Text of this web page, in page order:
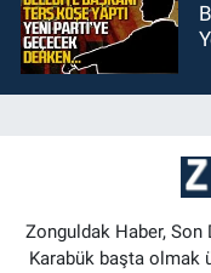
Zonguldak Haber, Son
Karabük başta olmak